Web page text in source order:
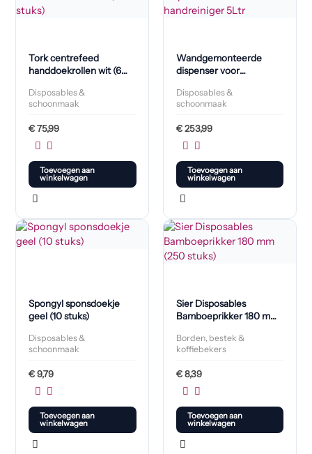
Tork centrefeed
handdoekrollen wit (6
Disposables &
schoonmaak
€75,99
Toevoegen aan
winkelwagen
Wandgemonteerde
dispenser voor
Disposables &
schoonmaak
€253,99
Toevoegen aan
winkelwagen
Spongyl sponsdoekje
geel (10 stuks)
Disposables &
schoonmaak
€9,79
Toevoegen aan
winkelwagen
Sier Disposables
Bamboeprikker 180 mm
Borden, bestek &
koffiebekers
€8,39
Toevoegen aan
winkelwagen